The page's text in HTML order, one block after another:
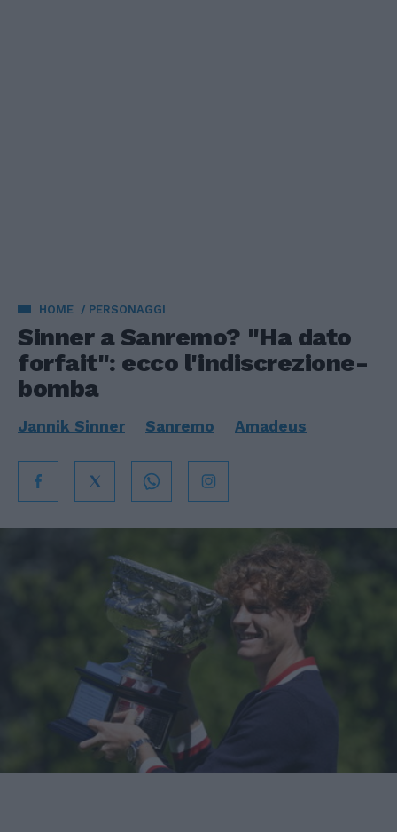
HOME PERSONAGGI
Sinner a Sanremo? "Ha dato
forfait": ecco l'indiscrezione-
bomba
Jannik Sinner Sanremo Amadeus